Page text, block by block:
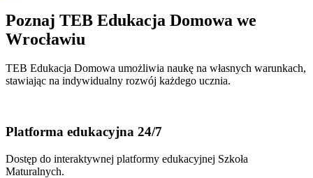
Poznaj TEB Edukacja Domowa we
Wrocławiu
TEB Edukacja Domowa umożliwia naukę na własnych warunkach,
stawiając na indywidualny rozwój każdego ucznia.
Platforma edukacyjna 24/7
Dostęp do interaktywnej platformy edukacyjnej Szkoła
Maturalnych.